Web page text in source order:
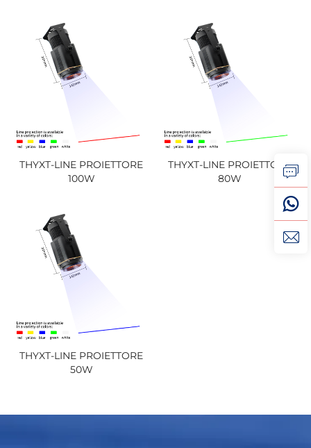
THYXT-LINE PROIETTORE
100W
THYXT-LINE PROIETTORE
80W
THYXT-LINE PROIETTORE
50W